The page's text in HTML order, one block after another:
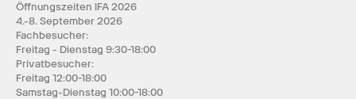
Öffnungszeiten IFA 2026
4.-8. September 2026
Fachbesucher:
Freitag - Dienstag 9:30-18:00
Privatbesucher:
Freitag 12:00-18:00
Samstag-Dienstag 10:00-18:00